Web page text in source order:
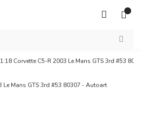
1:18 Corvette C5-R 2003 Le Mans GTS 3rd #53